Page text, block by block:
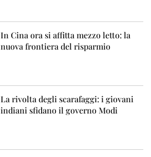
In Cina ora si affitta mezzo letto: la
nuova frontiera del risparmio
La rivolta degli scarafaggi: i giovani
indiani sfidano il governo Modi